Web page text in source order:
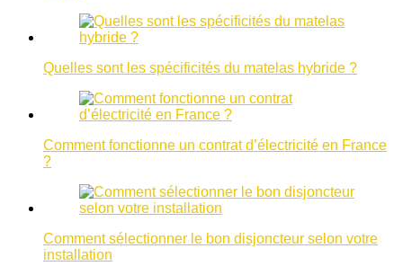
Quelles sont les spécificités du matelas hybride ?
Comment fonctionne un contrat d’électricité en France
?
Comment sélectionner le bon disjoncteur selon votre
installation